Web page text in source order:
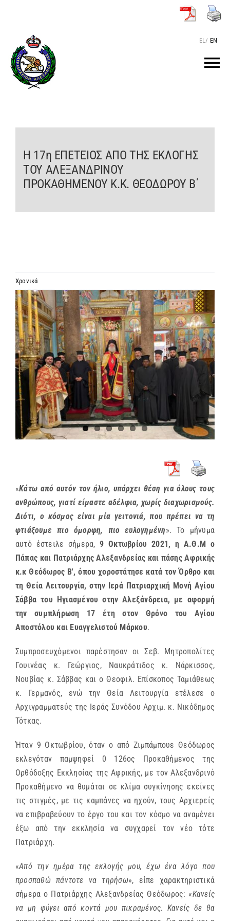
περιεχόμενο
EL/ EN
ΤΟ ΠΑΤΡΙΑΡΧΕΙΟ
MEDIA
ΕΝΗΜΕΡΩΣΗ
ΣΥΝΔΕΣΕΙΣ
Η 17η ΕΠΕΤΕΙΟΣ ΑΠΟ ΤΗΣ ΕΚΛΟΓΗΣ
ΤΟΥ ΑΛΕΞΑΝΔΡΙΝΟΥ
ΠΡΟΚΑΘΗΜΕΝΟΥ Κ.Κ. ΘΕΟΔΩΡΟΥ Β΄
Χρονικά
Προβολή
μεγαλύτερης
εικόνας
«Κάτω από αυτόν τον ήλιο, υπάρχει θέση για όλους τους
ανθρώπους, γιατί είμαστε αδέλφια, χωρίς διαχωρισμούς.
Διότι, ο κόσμος είναι μία γειτονιά, που πρέπει να τη
φτιάξουμε πιο όμορφη, πιο ευλογημένη». Το μήνυμα
αυτό έστειλε σήμερα,9 Οκτωβρίου 2021, η Α.Θ.Μ ο
Πάπας και Πατριάρχης Αλεξανδρείας και πάσης Αφρικής
κ.κ Θεόδωρος Β', όπου χοροστάτησε κατά τον Όρθρο και
τη Θεία Λειτουργία, στην Ιερά Πατριαρχική Μονή Αγίου
Σάββα του Ηγιασμένου στην Αλεξάνδρεια, με αφορμή
την συμπλήρωση 17 έτη στον Θρόνο του Αγίου
Αποστόλου και Ευαγγελιστού Μάρκου.
Συμπροσευχόμενοι παρέστησαν οι Σεβ. Μητροπολίτες
Γουινέας κ. Γεώργιος, Ναυκράτιδος κ. Νάρκισσος,
Νουβίας κ. Σάββας και ο Θεοφιλ. Επίσκοπος Ταμιάθεως
κ. Γερμανός, ενώ την Θεία Λειτουργία ετέλεσε ο
Αρχιγραμματεύς της Ιεράς Συνόδου Αρχιμ. κ. Νικόδημος
Τότκας.
Ήταν 9 Οκτωβρίου, όταν ο από Ζιμπάμπουε Θεόδωρος
εκλεγόταν παμψηφεί 0 126ος Προκαθήμενος της
Ορθόδοξης Εκκλησίας της Αφρικής, με τον Αλεξανδρινό
Προκαθήμενο να θυμάται σε κλίμα συγκίνησης εκείνες
τις στιγμές, με τις καμπάνες να ηχούν, τους Αρχιερείς
να επιβραβεύουν το έργο του και τον κόσμο να αναμένει
έξω από την εκκλησία να συγχαρεί τον νέο τότε
Πατριάρχη.
«Από την ημέρα της εκλογής μου, έχω ένα λόγο που
προσπαθώ πάντοτε να τηρήσω», είπε χαρακτηριστικά
σήμερα ο Πατριάρχης Αλεξανδρείας Θεόδωρος: «Κανείς
να μη φύγει από κοντά μου πικραμένος. Κανείς δε θα